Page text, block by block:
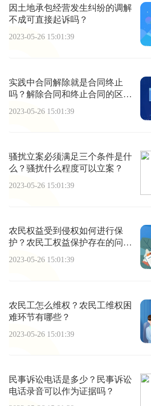
因土地承包经营发生纠纷的调解
不成可直接起诉吗？
2023-05-26 15:01:39
实践中合同解除就是合同终止
吗？解除合同和终止合同的区别
2023-05-26 15:01:39
骚扰立案必须满足三个条件是什
么？骚扰什么程度可以立案？
2023-05-26 15:01:39
农民权益受到侵权如何进行保
护？农民工权益保护存在的问题
是什么？
2023-05-26 15:01:39
农民工怎么维权？农民工维权困
难环节有哪些？
2023-05-26 15:01:39
民事诉讼电话是多少？民事诉讼
电话录音可以作为证据吗？